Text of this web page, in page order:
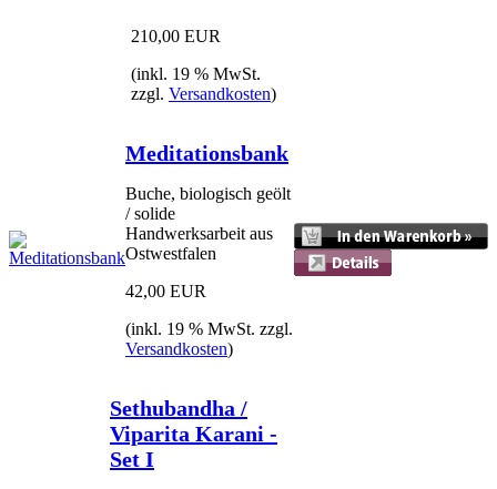
210,00 EUR
(inkl. 19 % MwSt.
zzgl. Versandkosten)
Meditationsbank
Buche, biologisch geölt
/ solide
Handwerksarbeit aus
Ostwestfalen
42,00 EUR
(inkl. 19 % MwSt. zzgl.
Versandkosten)
Sethubandha /
Viparita Karani -
Set I